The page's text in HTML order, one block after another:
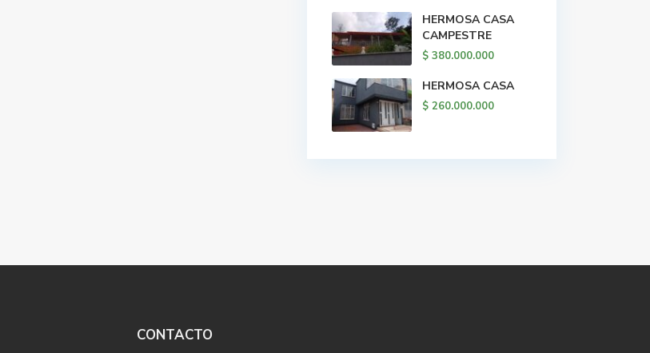
HERMOSA CASA
CAMPESTRE
$ 380.000.000
HERMOSA CASA
$ 260.000.000
CONTACTO